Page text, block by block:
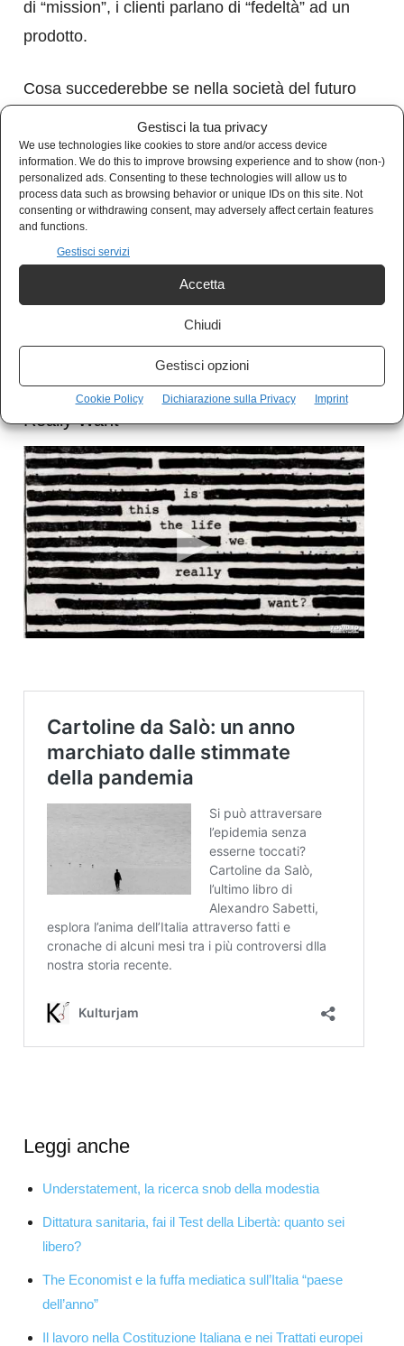
Gestisci la tua privacy
We use technologies like cookies to store and/or access device
information. We do this to improve browsing experience and to show (non-)
personalized ads. Consenting to these technologies will allow us to
process data such as browsing behavior or unique IDs on this site. Not
consenting or withdrawing consent, may adversely affect certain features
and functions.
Gestisci servizi
Accetta
Chiudi
Gestisci opzioni
Cookie Policy Dichiarazione sulla Privacy Imprint
di “mission”, i clienti parlano di “fedeltà” ad un
prodotto.
Cosa succederebbe se nella società del futuro
rimosso dalla realtà? Forse il viaggio
dall’inferno al paradiso non sarà più possibile,
forse non riusciremo più a “riveder le stelle”, la
nostra ricerca spirituale e artistica si arresterà,
dando vita ad una calma piatta, come la vita di
Volendo citare l’album di Roger Waters: “0.
Roger Waters – Is This The Life We
Really Want
Leggi anche
Understatement, la ricerca snob della modestia
Dittatura sanitaria, fai il Test della Libertà: quanto sei
libero?
The Economist e la fuffa mediatica sull’Italia “paese
dell’anno”
Il lavoro nella Costituzione Italiana e nei Trattati europei